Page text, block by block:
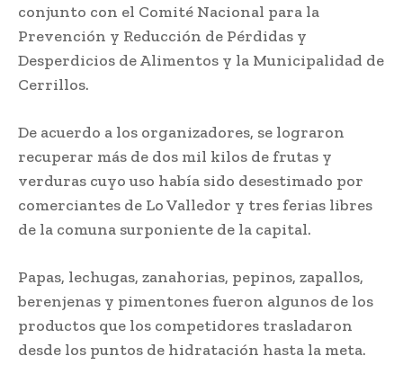
conjunto con el Comité Nacional para la
Prevención y Reducción de Pérdidas y
Desperdicios de Alimentos y la Municipalidad de
Cerrillos.
De acuerdo a los organizadores, se lograron
recuperar más de dos mil kilos de frutas y
verduras cuyo uso había sido desestimado por
comerciantes de Lo Valledor y tres ferias libres
de la comuna surponiente de la capital.
Papas, lechugas, zanahorias, pepinos, zapallos,
berenjenas y pimentones fueron algunos de los
productos que los competidores trasladaron
desde los puntos de hidratación hasta la meta.